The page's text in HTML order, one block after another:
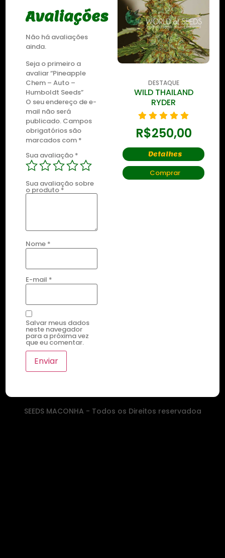
Avaliações
Não há avaliações
ainda.
Seja o primeiro a
avaliar “Pineapple
Chem – Auto –
Humboldt Seeds”
O seu endereço de e-
mail não será
publicado. Campos
obrigatórios são
marcados com *
Sua avaliação *
Sua avaliação sobre
o produto *
Nome *
E-mail *
Salvar meus dados
neste navegador
para a próxima vez
que eu comentar.
DESTAQUE
ZKITTLEZ OG
R$435,00
Detalhes
Comprar
DESTAQUE
WILD THAILAND
RYDER
R$250,00
Detalhes
Comprar
SEEDS MACONHA - Todos os Direitos reservadoa